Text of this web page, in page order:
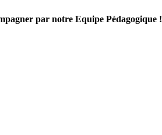
par notre Equipe Pédagogique !